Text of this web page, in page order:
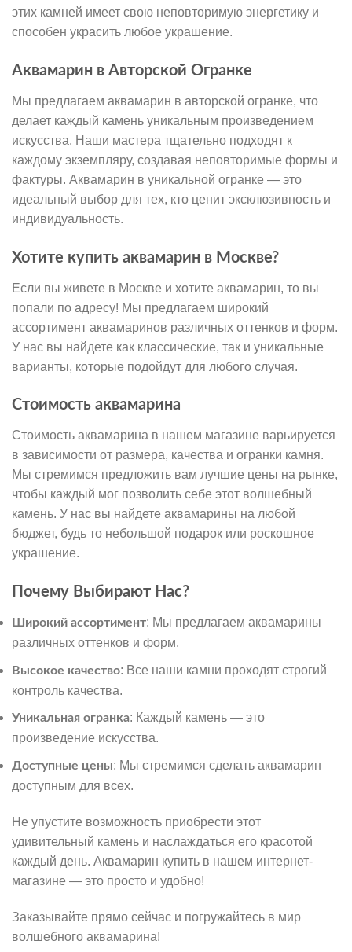
этих камней имеет свою неповторимую энергетику и
способен украсить любое украшение.
Аквамарин в Авторской Огранке
Мы предлагаем аквамарин в авторской огранке, что
делает каждый камень уникальным произведением
искусства. Наши мастера тщательно подходят к
каждому экземпляру, создавая неповторимые формы и
фактуры. Аквамарин в уникальной огранке — это
идеальный выбор для тех, кто ценит эксклюзивность и
индивидуальность.
Хотите купить аквамарин в Москве?
Если вы живете в Москве и хотите аквамарин, то вы
попали по адресу! Мы предлагаем широкий
ассортимент аквамаринов различных оттенков и форм.
У нас вы найдете как классические, так и уникальные
варианты, которые подойдут для любого случая.
Стоимость аквамарина
Стоимость аквамарина в нашем магазине варьируется
в зависимости от размера, качества и огранки камня.
Мы стремимся предложить вам лучшие цены на рынке,
чтобы каждый мог позволить себе этот волшебный
камень. У нас вы найдете аквамарины на любой
бюджет, будь то небольшой подарок или роскошное
украшение.
Почему Выбирают Нас?
Широкий ассортимент: Мы предлагаем аквамарины
различных оттенков и форм.
Высокое качество: Все наши камни проходят строгий
контроль качества.
Уникальная огранка: Каждый камень — это
произведение искусства.
Доступные цены: Мы стремимся сделать аквамарин
доступным для всех.
Не упустите возможность приобрести этот
удивительный камень и наслаждаться его красотой
каждый день. Аквамарин купить в нашем интернет-
магазине — это просто и удобно!
Заказывайте прямо сейчас и погружайтесь в мир
волшебного аквамарина!